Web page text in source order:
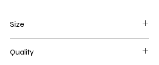
Size
80mm
Quality